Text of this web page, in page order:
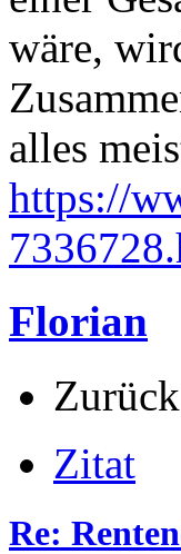
wäre,
alles
https://
Florian
Zitat
Re: